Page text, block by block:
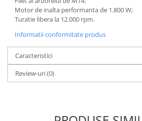
Motor de inalta performanta de 1.800 W;
Turatie libera la 12.000 rpm.
Informatii conformitate produs
Caracteristici
Review-uri(0)